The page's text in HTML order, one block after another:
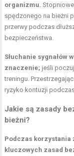
organizmu.
spędzonego na bieżni
przerwy podczas
bezpieczeństwa.
Słuchanie sygnałów
znaczenie; jeśli
treningu.
ryzyko kontuzji
Jakie są zasady
bieżni?
Podczas korzystania
kluczowych zasad